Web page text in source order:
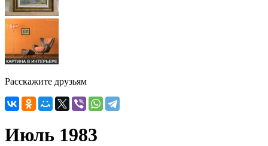
Расскажите друзьям
Июль 1983